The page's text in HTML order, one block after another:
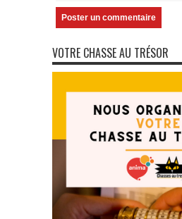
VOTRE CHASSE AU TRÉSOR